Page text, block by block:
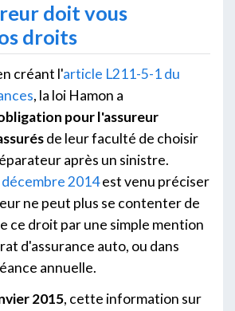
doit vous
droits
créant l'article L211-5-1 du
, la loi Hamon a
pour l'assureur
de leur faculté de choisir
après un sinistre.
2014est venu préciser
ne peut plus se contenter de
ce droit par une simple mention
d'assurance auto, ou dans
annuelle.
2015, cette information sur